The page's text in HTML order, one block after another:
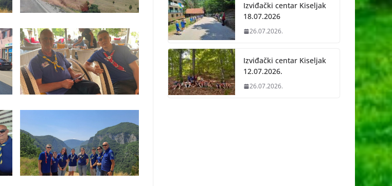
Izviđački centar Kiseljak
18.07.2026
26.07.2026.
Izviđački centar Kiseljak
12.07.2026.
26.07.2026.